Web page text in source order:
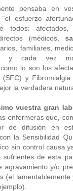
pensaba en
esfuerzo
todos: afectados,
(médicos,
familiares,
y cada vez
lo son los
(SFC) y
la verdadera
vuestra gran
enfermeras que,
de difusión en
la Sensibilidad
sin control causa
sufrientes de esta
agravamiento y/o
(el